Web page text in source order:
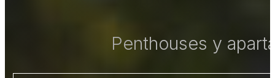
Penthouses y